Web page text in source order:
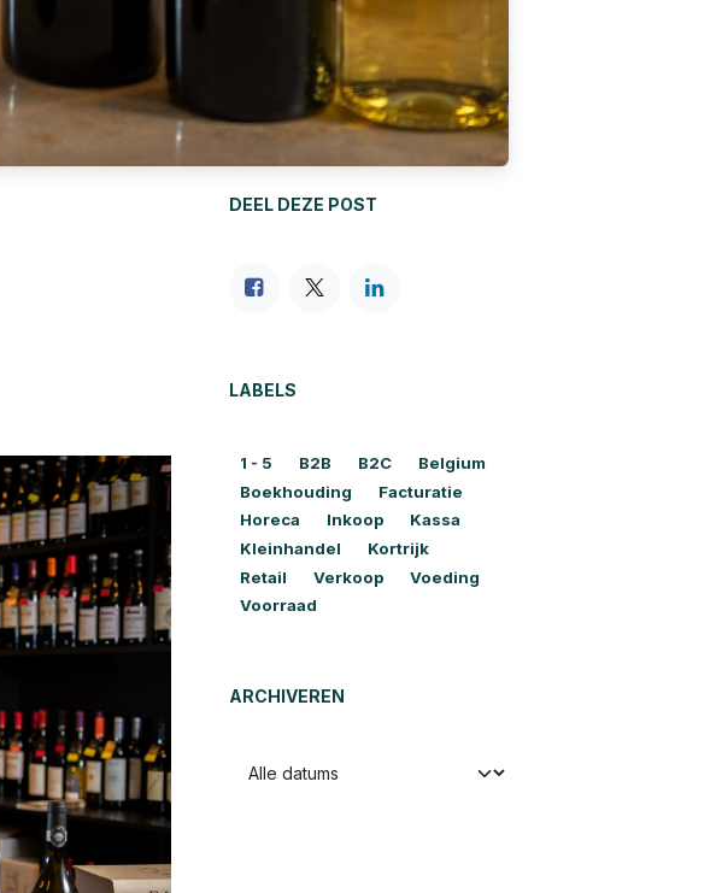
DEEL DEZE POST
LABELS
1 - 5 B2B B2C
Belgium
Boekhouding
Facturatie
Horeca
Inkoop
Kassa
Kleinhandel
Kortrijk
Retail
Verkoop
Voeding
Voorraad
ARCHIVEREN